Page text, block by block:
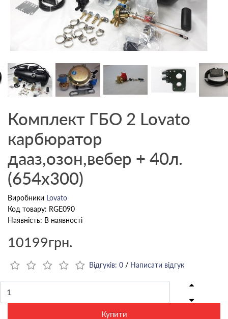
Комплект ГБО 2 Lovato
карбюратор
дааз,озон,вебер + 40л.
(654x300)
Виробники Lovato
Код товару: RGE090
Наявність: В наявності
10199грн.
Відгуків: 0 / Написати відгук
Купити